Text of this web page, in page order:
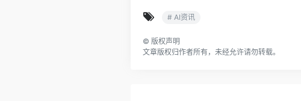
# AI资讯
© 版权声明
文章版权归作者所有，未经允许请勿转载。